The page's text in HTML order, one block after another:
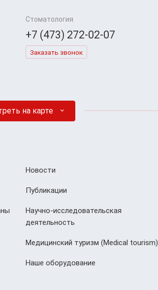
Стоматология
+7 (473) 272-02-07
Заказать звонок
на карте
Новости
Публикации
Научно-исследовательская
деятельность
Медицинский туризм (Мedical tourism)
Наше оборудование